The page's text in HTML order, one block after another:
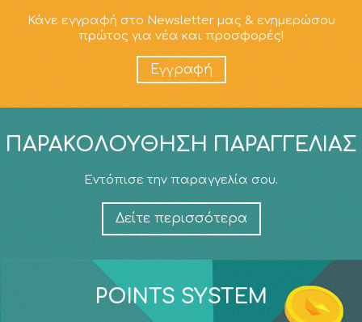
Κάνε εγγραφή στο Newsletter μας & ενημερώσου
πρώτος για νέα και προσφορές!
Εγγραφή
ΠΑΡΑΚΟΛΟΎΘΗΣΗ ΠΑΡΑΓΓΕΛΊΑΣ
Εντόπισε την παραγγελία σου.
Δείτε περισσότερα
POINTS SYSTEM